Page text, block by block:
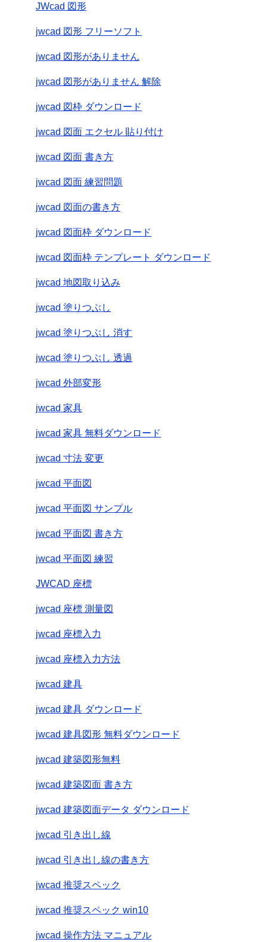
JWcad 図形
jwcad 図形 フリーソフト
jwcad 図形がありません
jwcad 図形がありません 解除
jwcad 図枠 ダウンロード
jwcad 図面 エクセル 貼り付け
jwcad 図面 書き方
jwcad 図面 練習問題
jwcad 図面の書き方
jwcad 図面枠 ダウンロード
jwcad 図面枠 テンプレート ダウンロード
jwcad 地図取り込み
jwcad 塗りつぶし
jwcad 塗りつぶし 消す
jwcad 塗りつぶし 透過
jwcad 外部変形
jwcad 家具
jwcad 家具 無料ダウンロード
jwcad 寸法 変更
jwcad 平面図
jwcad 平面図 サンプル
jwcad 平面図 書き方
jwcad 平面図 練習
JWCAD 座標
jwcad 座標 測量図
jwcad 座標入力
jwcad 座標入力方法
jwcad 建具
jwcad 建具 ダウンロード
jwcad 建具図形 無料ダウンロード
jwcad 建築図形無料
jwcad 建築図面 書き方
jwcad 建築図面データ ダウンロード
jwcad 引き出し線
jwcad 引き出し線の書き方
jwcad 推奨スペック
jwcad 推奨スペック win10
jwcad 操作方法 マニュアル